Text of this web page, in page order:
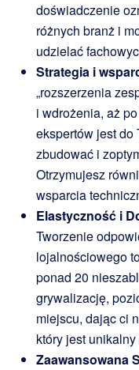
doświadczenie
różnych branż i
udzielać
Strategia i
„rozszerzenia
i wdrożenia, aż
ekspertów jest do
zbudować i
Otrzymujesz
wsparcia
Elastyczność i
Tworzenie
lojalnościowego
ponad 20
grywalizację,
miejscu, dając ci
który jest
Zaawansowana